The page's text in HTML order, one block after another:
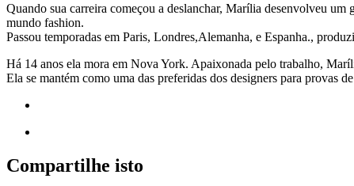
Quando sua carreira começou a deslanchar, Marília desenvolveu
mundo fashion.
Passou temporadas em Paris, Londres,Alemanha, e Espanha.,
Há 14 anos ela mora em Nova York. Apaixonada pelo trabalho,
Ela se mantém como uma das preferidas dos designers para provas
Compartilhe isto